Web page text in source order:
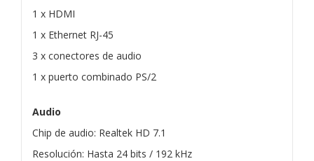
1 x HDMI
1 x Ethernet RJ-45
3 x conectores de audio
1 x puerto combinado PS/2
Audio
Chip de audio: Realtek HD 7.1
Resolución: Hasta 24 bits / 192 kHz